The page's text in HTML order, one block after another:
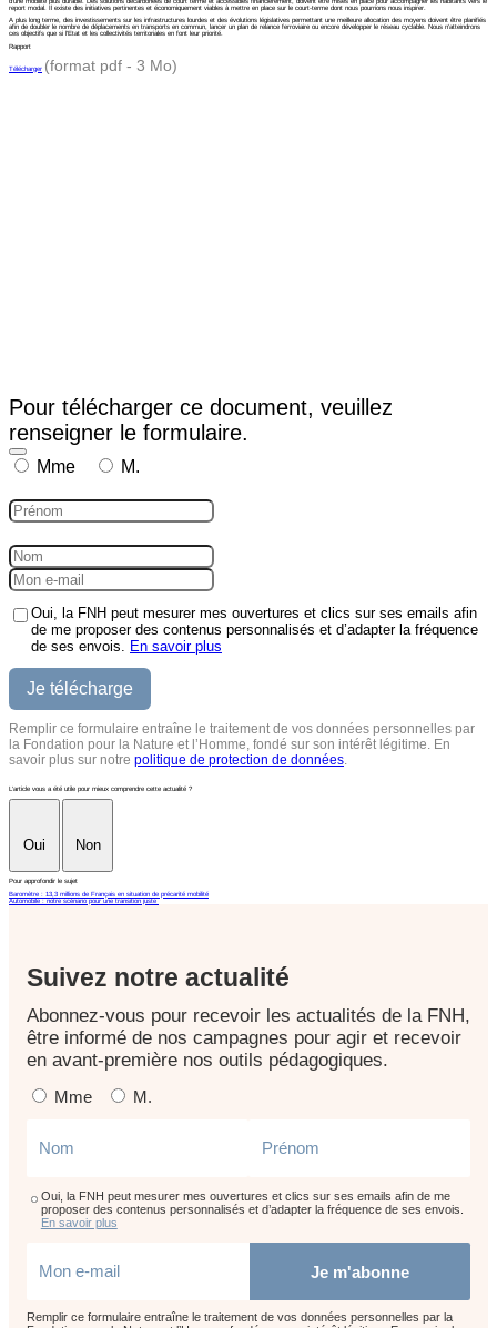
report modal. Il existe des initiatives pertinentes et économiquement viables à mettre en place sur le court-terme dont nous pourrions nous inspirer.
A plus long terme, des investissements sur les infrastructures lourdes et des évolutions législatives permettant une meilleure allocation des moyens doivent être planifiés
afin de doubler le nombre de déplacements en transports en commun, lancer un plan de relance ferroviaire ou encore développer le réseau cyclable. Nous n’atteindrons
ces objectifs que si l’Etat et les collectivités territoriales en font leur priorité.
Rapport
Télécharger (format pdf - 3 Mo)
Pour télécharger ce document, veuillez
renseigner le formulaire.
Mme M.
Oui, la FNH peut mesurer mes ouvertures et clics sur ses emails afin
de me proposer des contenus personnalisés et d’adapter la fréquence
de ses envois. En savoir plus
Remplir ce formulaire entraîne le traitement de vos données personnelles par
la Fondation pour la Nature et l’Homme, fondé sur son intérêt légitime. En
savoir plus sur notre politique de protection de données.
L'article vous a été utile pour mieux comprendre cette actualité ?
Oui Non
Pour approfondir le sujet
Baromètre : 13,3 millions de Français en situation de précarité mobilité
Automobile : notre scénario pour une transition juste
Suivez notre actualité
Abonnez-vous pour recevoir les actualités de la FNH,
être informé de nos campagnes pour agir et recevoir
en avant-première nos outils pédagogiques.
Mme M.
Oui, la FNH peut mesurer mes ouvertures et clics sur ses emails afin de me
proposer des contenus personnalisés et d’adapter la fréquence de ses envois.
En savoir plus
Je m'abonne
Remplir ce formulaire entraîne le traitement de vos données personnelles par la